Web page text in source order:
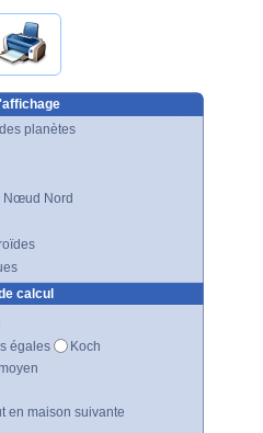
planètes
Nœud Nord
calcul
égales
Koch
en maison suivante